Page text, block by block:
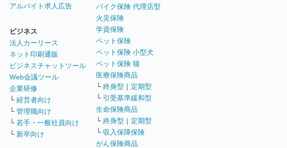
アルバイト求人広告
ビジネス
法人カーリース
ネット印刷通販
ビジネスチャットツール
Web会議ツール
企業研修
└ 経営者向け
└ 管理職向け
└ 若手・一般社員向け
└ 新卒向け
バイク保険 代理店型
火災保険
学資保険
ペット保険
ペット保険 小型犬
ペット保険 猫
医療保険商品
└ 終身型 ｜ 定期型
└ 引受基準緩和型
生命保険商品
└ 終身型 ｜ 定期型
└ 収入保障保険
がん保険商品